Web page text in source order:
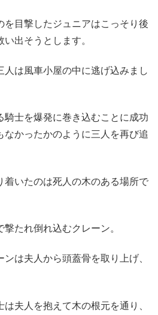
を目撃したジュニアはこっそり後
出そうとします。
人は風車小屋の中に逃げ込みまし
騎士を爆発に巻き込むことに成功
なかったかのように三人を再び追
着いたのは死人の木のある場所で
たれ倒れ込むクレーン。
は夫人から頭蓋骨を取り上げ、
夫人を抱えて木の根元を通り、